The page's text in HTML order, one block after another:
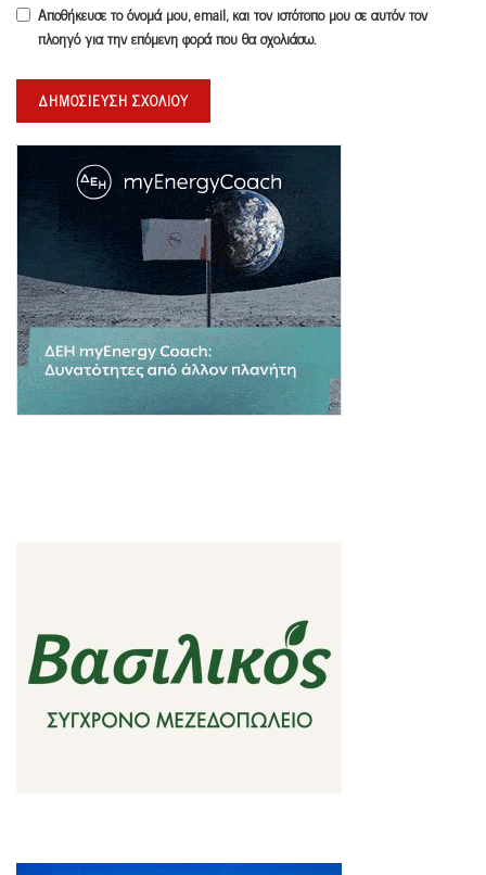
Αποθήκευσε το όνομά μου, email, και τον ιστότοπο μου σε αυτόν τον
πλοηγό για την επόμενη φορά που θα σχολιάσω.